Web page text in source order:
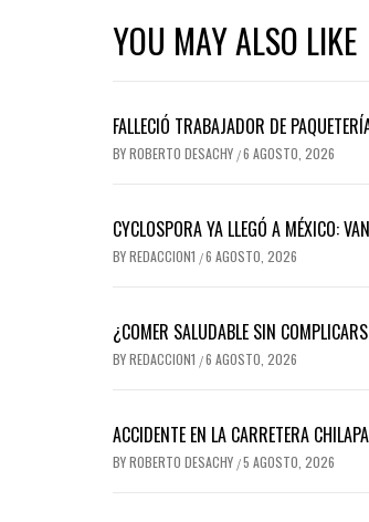
YOU MAY ALSO LIKE
FALLECIÓ TRABAJADOR DE
BYROBERTO DESACHY /6 AGOSTO, 2026
CYCLOSPORA YA LLEGÓ A MÉXICO:
BYREDACCION1 /6 AGOSTO, 2026
¿COMER SALUDABLE SIN
BYREDACCION1 /6 AGOSTO, 2026
ACCIDENTE EN LA CARRETERA
BYROBERTO DESACHY /5 AGOSTO, 2026